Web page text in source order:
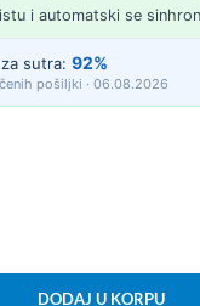
i automatski se
sutra: 92%
pošiljki · 06.08.2026
DODAJ U KORPU